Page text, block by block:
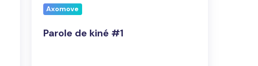
Axomove
Parole de kiné #1